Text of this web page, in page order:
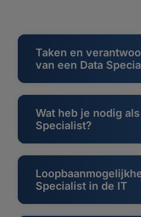
Taken en
van een Data
Wat heb je nodig als
Specialist?
Specialist in de IT